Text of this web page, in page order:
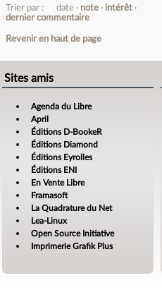
Trier par : date note
intérêt
dernier commentaire
Revenir en haut de page
Sites amis
Agenda du Libre
April
Éditions D-BookeR
Éditions Diamond
Éditions Eyrolles
Éditions ENI
En Vente Libre
Framasoft
La Quadrature du Net
Lea-Linux
Open Source Initiative
Imprimerie Grafik Plus